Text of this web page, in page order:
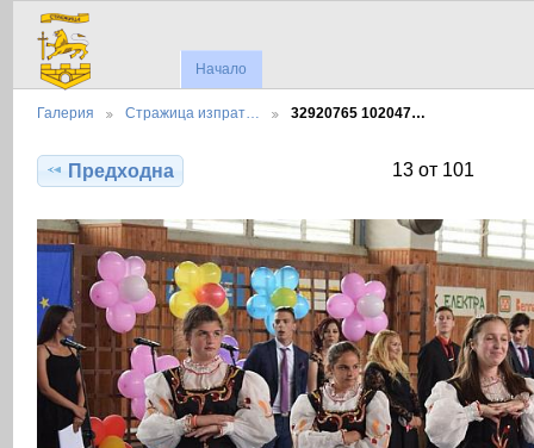
Начало
Галерия Стражица изпрат… 32920765 102047…
Предходна 13 от 101